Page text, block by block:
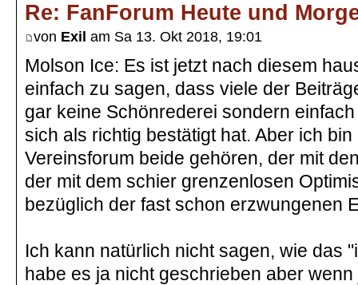
Re: FanForum Heute und
von Exil am Sa 13. Okt 2018, 19:01
Molson Ice: Es ist jetzt nach diesem
einfach zu sagen, dass viele der
gar keine Schönrederei sondern
sich als richtig bestätigt hat. Aber ich
Vereinsforum beide gehören, der mit
der mit dem schier grenzenlosen
bezüglich der fast schon erzwungenen
Ich kann natürlich nicht sagen, wie das
habe es ja nicht geschrieben aber